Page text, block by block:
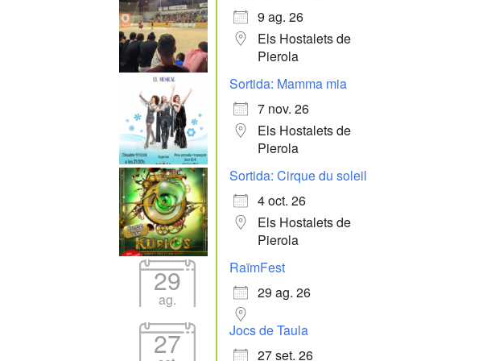
9 ag. 26
Els Hostalets de
Pierola
Sortida: Mamma mia
7 nov. 26
Els Hostalets de
Pierola
Sortida: Cirque du soleil
4 oct. 26
Els Hostalets de
Pierola
29
ag.
RaïmFest
29 ag. 26
27
Jocs de Taula
27 set. 26